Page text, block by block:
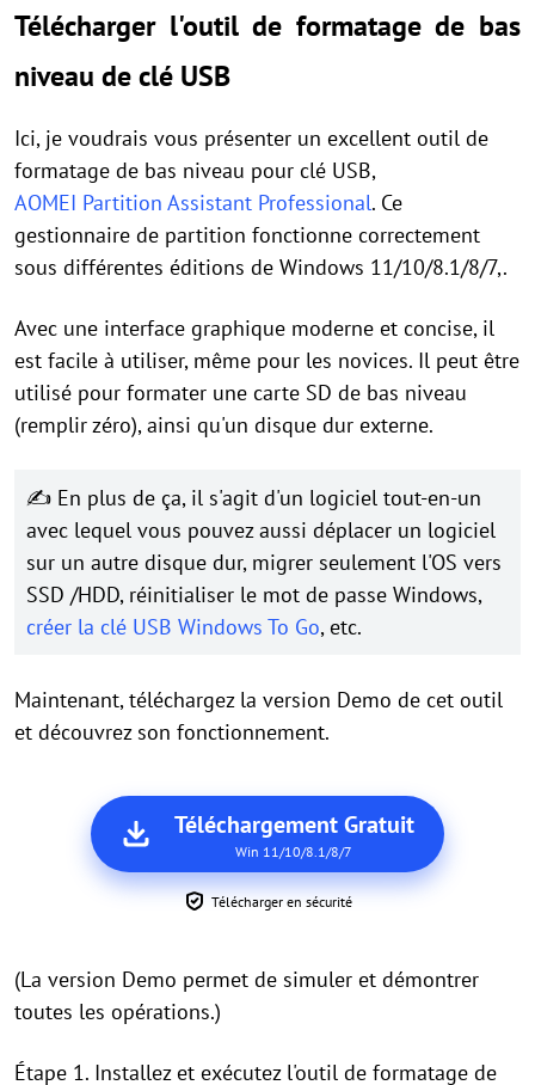
Télécharger l'outil de formatage de bas
niveau de clé USB
Ici, je voudrais vous présenter un excellent outil de
formatage de bas niveau pour clé USB,
AOMEI Partition Assistant Professional. Ce
gestionnaire de partition fonctionne correctement
sous différentes éditions de Windows 11/10/8.1/8/7,.
Avec une interface graphique moderne et concise, il
est facile à utiliser, même pour les novices. Il peut être
utilisé pour formater une carte SD de bas niveau
(remplir zéro), ainsi qu'un disque dur externe.
✍ En plus de ça, il s'agit d'un logiciel tout-en-un
avec lequel vous pouvez aussi déplacer un logiciel
sur un autre disque dur, migrer seulement l'OS vers
SSD /HDD, réinitialiser le mot de passe Windows,
créer la clé USB Windows To Go,etc.
Maintenant, téléchargez la version Demo de cet outil
et découvrez son fonctionnement.
Téléchargement Gratuit
Win 11/10/8.1/8/7
Télécharger en sécurité
(La version Demo permet de simuler et démontrer
toutes les opérations.)
Étape 1. Installez et exécutez l'outil de formatage de